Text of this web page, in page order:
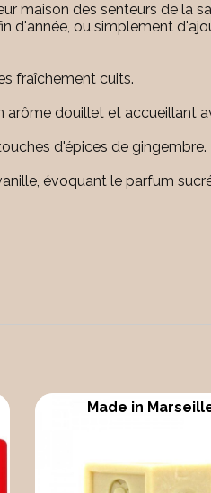
maison des senteurs de la
d'année, ou simplement
fraîchement cuits.
douillet et accueillant
d'épices de gingembre.
évoquant le parfum
Made in